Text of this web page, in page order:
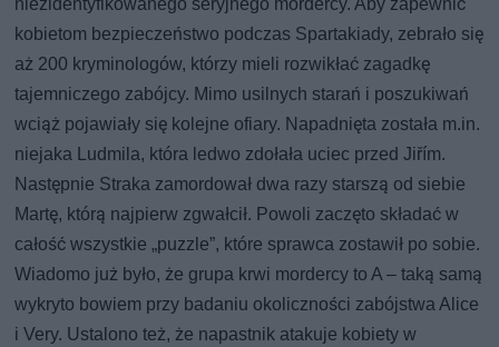
niezidentyfikowanego seryjnego mordercy. Aby zapewnić
kobietom bezpieczeństwo podczas Spartakiady, zebrało się
aż 200 kryminologów, którzy mieli rozwikłać zagadkę
tajemniczego zabójcy. Mimo usilnych starań i poszukiwań
wciąż pojawiały się kolejne ofiary. Napadnięta została m.in.
niejaka Ludmila, która ledwo zdołała uciec przed Jiřím.
Następnie Straka zamordował dwa razy starszą od siebie
Martę, którą najpierw zgwałcił. Powoli zaczęto składać w
całość wszystkie „puzzle”, które sprawca zostawił po sobie.
Wiadomo już było, że grupa krwi mordercy to A – taką samą
wykryto bowiem przy badaniu okoliczności zabójstwa Alice
i Very. Ustalono też, że napastnik atakuje kobiety w